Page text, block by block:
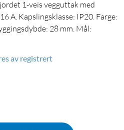
1-veis vegguttak med
A. Kapslingsklasse: IP20. Farge:
28 mm. Mål:
av registrert